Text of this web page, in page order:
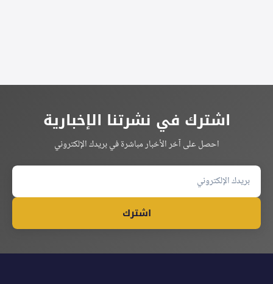
اشترك في نشرتنا الإخبارية
احصل على آخر الأخبار مباشرة في بريدك الإلكتروني
اشترك